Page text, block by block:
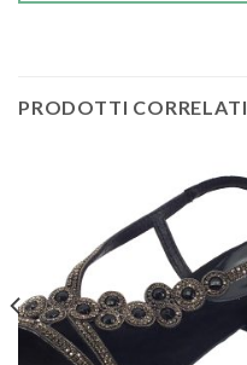
PRODOTTI CORRELATI